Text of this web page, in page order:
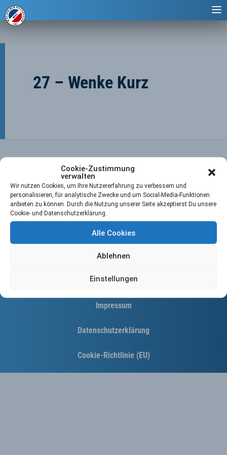
Cookie-Zustimmung
verwalten
Wir nutzen Cookies, um Ihre Nutzererfahrung zu verbessern und
personalisieren, für analytische Zwecke und um Social-Media-Funktionen
anbieten zu können. Durch die Nutzung unserer Seite akzeptierst Du unsere
Cookie- und Datenschutzerklärung.
Alle Cookies
Ablehnen
Einstellungen
27 – Wenke Kurz
Vorheriger Player Nächster Player
Kontakt
Impressum
Datenschutzerklärung
Cookie-Richtlinie (EU)